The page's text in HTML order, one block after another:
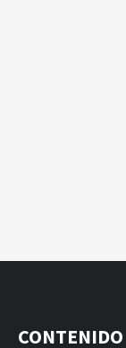
CONTENIDO